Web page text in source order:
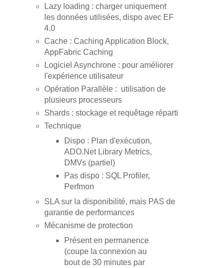
Lazy loading : charger uniquement
les données utilisées, dispo avec EF
4.0
Cache : Caching Application Block,
AppFabric Caching
Logiciel Asynchrone : pour améliorer
l'expérience utilisateur
Opération Parallèle : utilisation de
plusieurs processeurs
Shards : stockage et requêtage réparti
Technique
Dispo : Plan d'exécution,
ADO.Net Library Metrics,
DMVs (partiel)
Pas dispo : SQL Profiler,
Perfmon
SLA sur la disponibilité, mais PAS de
garantie de performances
Mécanisme de protection
Présent en permanence
(coupe la connexion au
bout de 30 minutes par